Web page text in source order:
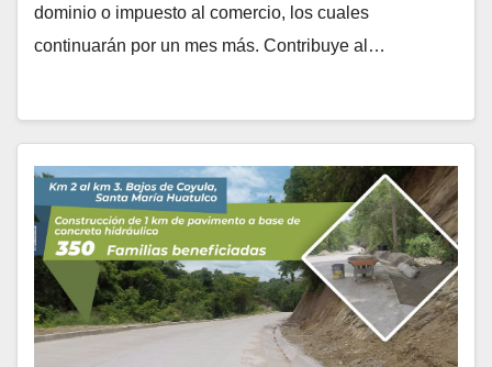
dominio o impuesto al comercio, los cuales
continuarán por un mes más. Contribuye al…